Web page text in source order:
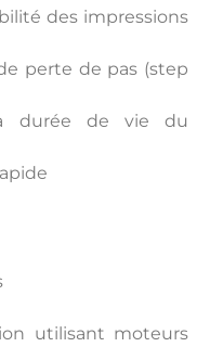
des impressions
perte de pas (step
durée de vie du
utilisant moteurs